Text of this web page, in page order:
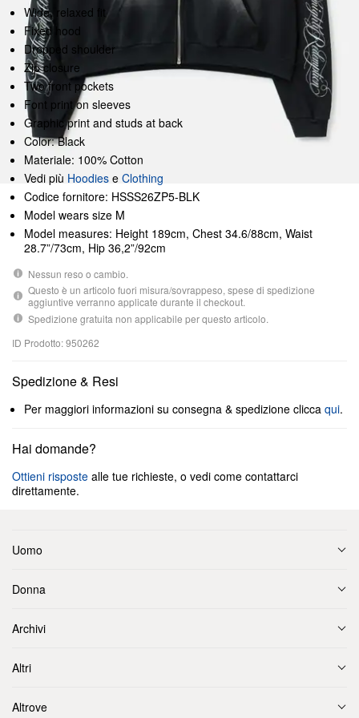
Wide, relaxed fit
Fixed hood
Dropped shoulder
Zip closure
Two front pockets
Font print on sleeves
Graphic print and studs at back
Color: Black
Materiale: 100% Cotton
Vedi più Hoodies e Clothing
Codice fornitore: HSSS26ZP5-BLK
Model wears size M
Model measures: Height 189cm, Chest 34.6/88cm, Waist
28.7”/73cm, Hip 36,2”/92cm
Nessun reso o cambio.
Questo è un articolo fuori misura/sovrappeso, spese di spedizione
aggiuntive verranno applicate durante il checkout.
Spedizione gratuita non applicabile per questo articolo.
ID Prodotto: 950262
Spedizione & Resi
Per maggiori informazioni su consegna & spedizione clicca qui.
Hai domande?
Ottieni risposte alle tue richieste, o vedi come contattarci
direttamente.
Uomo
Donna
Archivi
Altri
Altrove